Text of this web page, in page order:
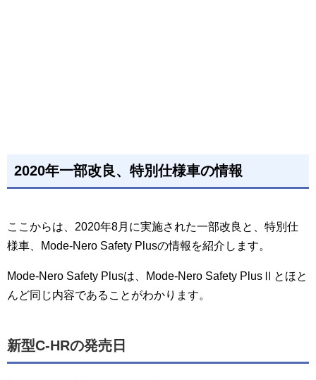
2020年一部改良、特別仕様車の情報
ここからは、2020年8月に実施された一部改良と、特別仕
様車、Mode-Nero Safety Plusの情報を紹介します。
Mode-Nero Safety Plusは、Mode-Nero Safety PlusⅡとほと
んど同じ内容であることがわかります。
新型C-HRの発売日